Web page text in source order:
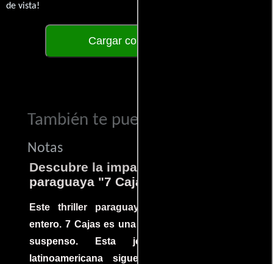
de vista!
Cargar comentarios
También te puede interesar...
Notas
Descubre la impactante película
paraguaya "7 Cajas"
Este thriller paraguayo cautivó al mundo
entero. 7 Cajas es una explosión de acción y
suspenso. Esta joya cinematográfica
latinoamericana sigue la historia de un